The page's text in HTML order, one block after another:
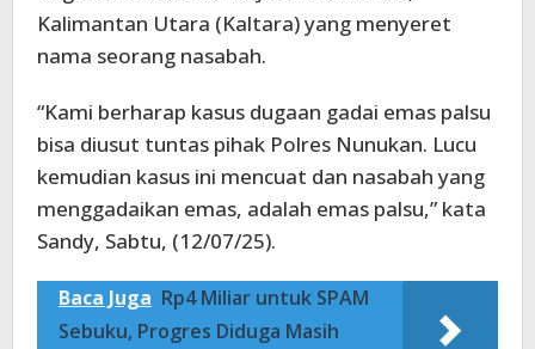
Kalimantan Utara (Kaltara) yang menyeret
nama seorang nasabah.
“Kami berharap kasus dugaan gadai emas palsu
bisa diusut tuntas pihak Polres Nunukan. Lucu
kemudian kasus ini mencuat dan nasabah yang
menggadaikan emas, adalah emas palsu,” kata
Sandy, Sabtu, (12/07/25).
Baca Juga Rp4 Miliar untuk SPAM
Sebuku, Progres Diduga Masih